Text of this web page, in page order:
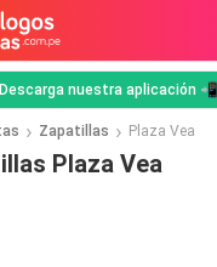
Descarga nuestra aplicación 📲
Zapatillas Plaza Vea
Plaza Vea